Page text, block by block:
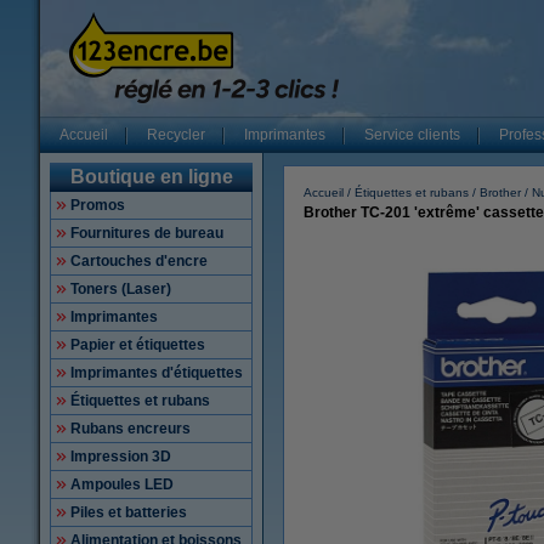
Accueil Recycler Imprimantes Service clients
Boutique en ligne
Promos
Fournitures de bureau
Cartouches d'encre
Toners (Laser)
Imprimantes
Papier et étiquettes
Imprimantes d'étiquettes
Étiquettes et rubans
Rubans encreurs
Impression 3D
Ampoules LED
Piles et batteries
Alimentation et boissons
Accueil Étiquettes et rubans Brother
Brother TC-201 'extrême'